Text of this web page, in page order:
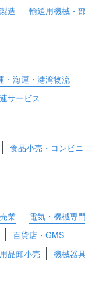
造
輸送用機械・
・海運・港湾物流
サービス
食品小売・コンビニ
業
電気・機械専
百貨店・GMS
品卸小売
機械器